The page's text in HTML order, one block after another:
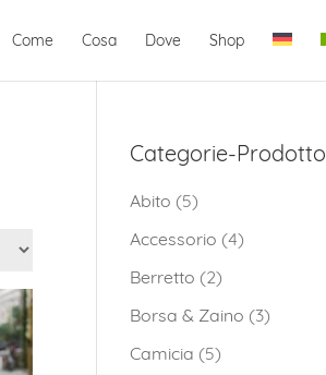
Come Cosa Dove Shop
Categorie-Prodotto
Abito (5)
Accessorio (4)
Berretto (2)
Borsa & Zaino (3)
Camicia (5)